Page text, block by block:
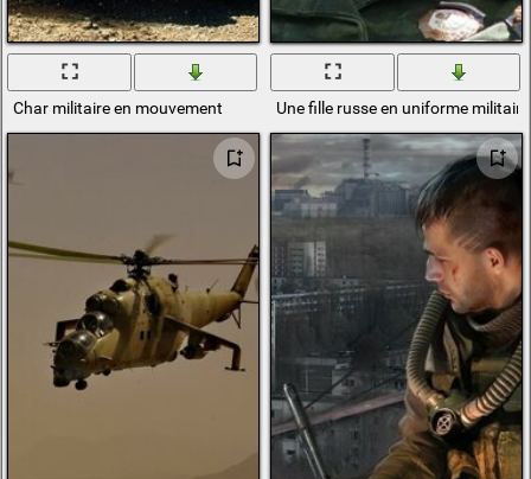
Char militaire en mouvement Une fille russe en uniforme